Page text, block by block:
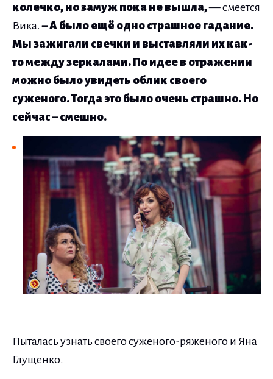
колечко, но замуж пока не вышла,— смеется
Вика.– А было ещё одно страшное гадание.
Мы зажигали свечки и выставляли их как-
то между зеркалами. По идее в отражении
можно было увидеть облик своего
суженого. Тогда это было очень страшно. Но
сейчас – смешно.
Пыталась узнать своего суженого-ряженого и Яна
Глущенко.